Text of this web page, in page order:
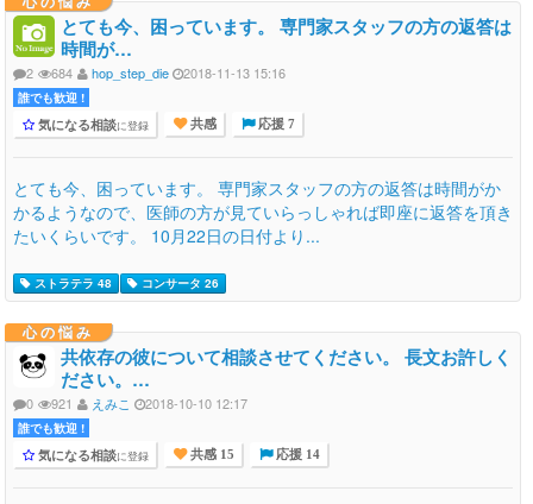
とても今、困っています。 専門家スタッフの方の返答は
時間が…
2 684 hop_step_die 2018-11-13 15:16
誰でも歓迎 !
気になる相談に登録 共感 応援 7
とても今、困っています。 専門家スタッフの方の返答は時間がか
かるようなので、医師の方が見ていらっしゃれば即座に返答を頂き
たいくらいです。 10月22日の日付より...
ストラテラ 48 コンサータ 26
心の悩み
共依存の彼について相談させてください。 長文お許しく
ださい。…
0 921 えみこ 2018-10-10 12:17
誰でも歓迎 !
気になる相談に登録 共感 15 応援 14